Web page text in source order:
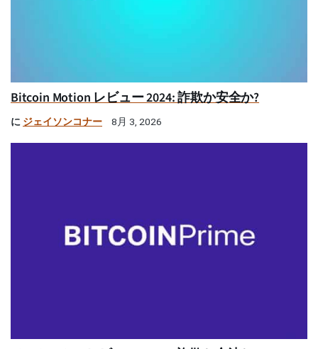
Bitcoin Motion レビュー 2024: 詐欺か安全か?
に ジェイソンコナー 8月 3, 2026